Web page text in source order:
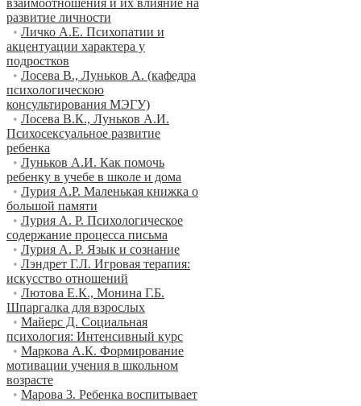
развитие личности
• Личко А.Е. Психопатии и
акцентуации характера у
подростков
• Лосева В., Луньков А. (кафедра
психологическою
консультирования МЭГУ)
• Лосева В.К., Луньков А.И.
Психосексуальное развитие
ребенка
• Луньков А.И. Как помочь
ребенку в учебе в школе и дома
• Лурия A.P. Маленькая книжка о
большой памяти
• Лурия А. Р. Психологическое
содержание процесса письма
• Лурия А. Р. Язык и сознание
• Лэндрет Г.Л. Игровая терапия:
искусство отношений
• Лютова Е.К., Монина Г.Б.
Шпаргалка для взрослых
• Майерс Д. Социальная
психология: Интенсивный курс
• Маркова А.К. Формирование
мотивации учения в школьном
возрасте
• Марова 3. Ребенка воспитывает